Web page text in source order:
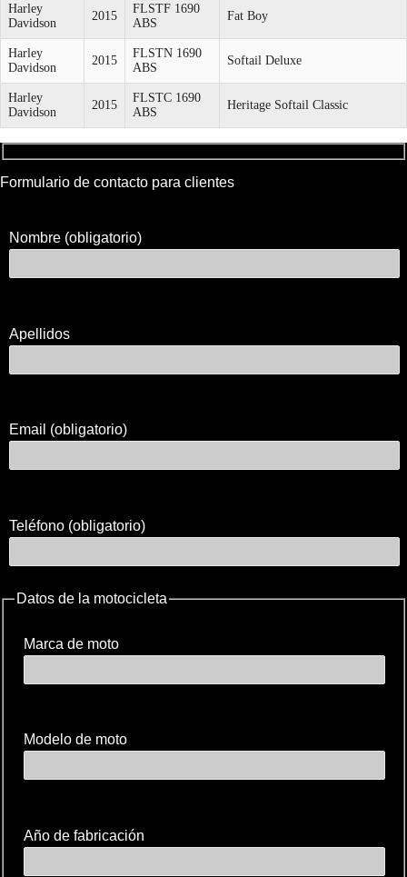
Harley
Davidson
2015
FLSTF 1690
ABS
Fat Boy
Harley
Davidson
2015
FLSTN 1690
ABS
Softail Deluxe
Harley
Davidson
2015
FLSTC 1690
ABS
Heritage Softail Classic
Formulario de contacto para clientes
Nombre (obligatorio)
Apellidos
Email (obligatorio)
Teléfono (obligatorio)
Datos de la motocicleta
Marca de moto
Modelo de moto
Año de fabricación